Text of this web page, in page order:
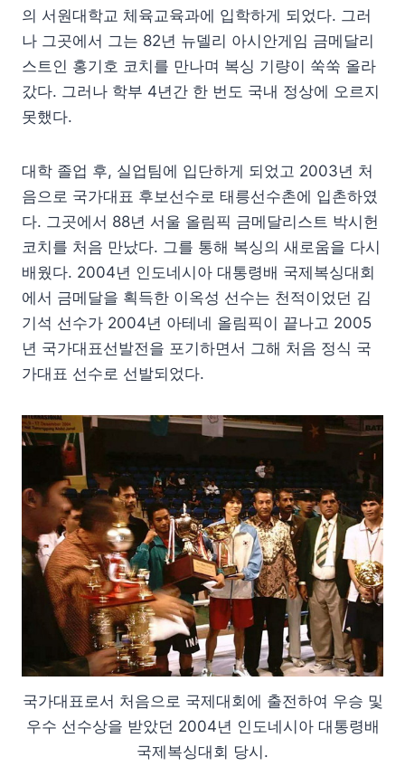
의 서원대학교 체육교육과에 입학하게 되었다. 그러
나 그곳에서 그는 82년 뉴델리 아시안게임 금메달리
스트인 홍기호 코치를 만나며 복싱 기량이 쑥쑥 올라
갔다. 그러나 학부 4년간 한 번도 국내 정상에 오르지
못했다.
대학 졸업 후, 실업팀에 입단하게 되었고 2003년 처
음으로 국가대표 후보선수로 태릉선수촌에 입촌하였
다. 그곳에서 88년 서울 올림픽 금메달리스트 박시헌
코치를 처음 만났다. 그를 통해 복싱의 새로움을 다시
배웠다. 2004년 인도네시아 대통령배 국제복싱대회
에서 금메달을 획득한 이옥성 선수는 천적이었던 김
기석 선수가 2004년 아테네 올림픽이 끝나고 2005
년 국가대표선발전을 포기하면서 그해 처음 정식 국
가대표 선수로 선발되었다.
국가대표로서 처음으로 국제대회에 출전하여 우승 및
우수 선수상을 받았던 2004년 인도네시아 대통령배
국제복싱대회 당시.